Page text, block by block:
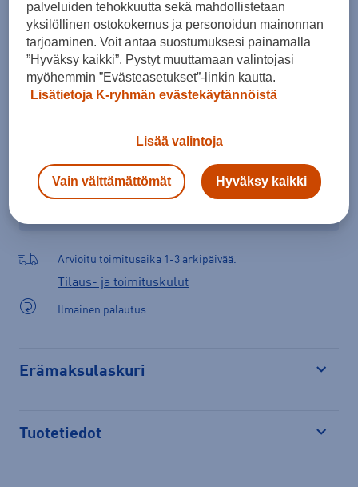
Lisää ostoskoriin
Arvioitu toimitusaika 1-3 arkipäivää.
Tilaus- ja toimituskulut
Ilmainen palautus
Erämaksulaskuri
Tuotetiedot
palveluiden tehokkuutta sekä mahdollistetaan
yksilöllinen ostokokemus ja personoidun mainonnan
tarjoaminen. Voit antaa suostumuksesi painamalla
”Hyväksy kaikki”. Pystyt muuttamaan valintojasi
myöhemmin ”Evästeasetukset”-linkin kautta.
Lisätietoja K-ryhmän evästekäytännöistä
Lisää valintoja
Vain välttämättömät Hyväksy kaikki